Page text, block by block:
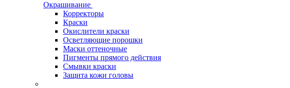
Окрашивание
Корректоры
Краски
Окислители краски
Осветляющие порошки
Маски оттеночные
Пигменты прямого действия
Смывки краски
Защита кожи головы